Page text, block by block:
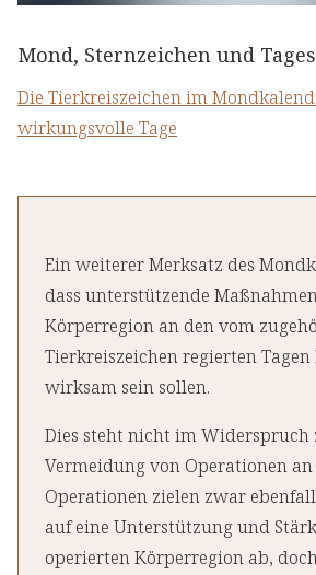
Mond, Sternzeichen und
Die Tierkreiszeichen im
wirkungsvolle Tage
Ein weiterer Merksatz des
dass unterstützende
Körperregion an den vom
Tierkreiszeichen regierten Tagen
wirksam sein sollen.
Dies steht nicht im Widerspruch
Vermeidung von Operationen an
Operationen zielen zwar
auf eine Unterstützung und
operierten Körperregion ab,